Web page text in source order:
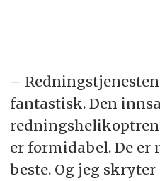
–
fantastisk. Den
er formidabel. De er
beste. Og jeg